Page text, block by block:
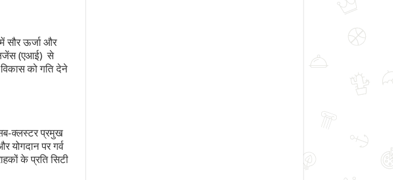
सौर ऊर्जा और
(एआई) से
को गति देने
क्लस्टर प्रमुख
योगदान पर गर्व
के प्रति सिटी